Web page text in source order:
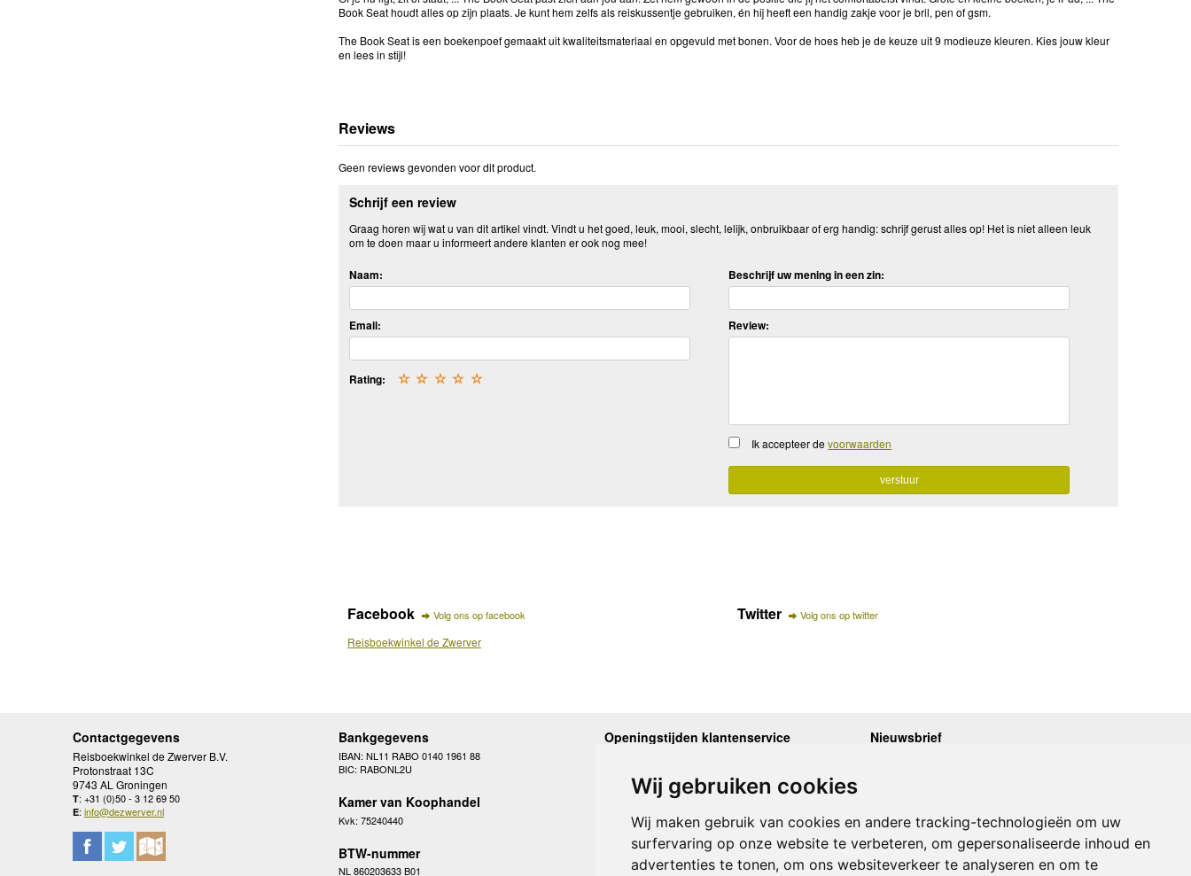
Wij gebruiken cookies
Wij maken gebruik van cookies en andere tracking-technologieën om uw
surfervaring op onze website te verbeteren, om gepersonaliseerde inhoud en
advertenties te tonen, om ons websiteverkeer te analyseren en om te
Book Seat houdt alles op zijn plaats. Je kunt hem zelfs als reiskussentje gebruiken, én hij heeft een handig zakje voor je bril, pen of gsm.
The Book Seat is een boekenpoef gemaakt uit kwaliteitsmateriaal en opgevuld met bonen. Voor de hoes heb je de keuze uit 9 modieuze kleuren. Kies jouw kleur
en lees in stijl!
Reviews
Geen reviews gevonden voor dit product.
Schrijf een review
Graag horen wij wat u van dit artikel vindt. Vindt u het goed, leuk, mooi, slecht, lelijk, onbruikbaar of erg handig: schrijf gerust alles op! Het is niet alleen leuk
om te doen maar u informeert andere klanten er ook nog mee!
Naam:
Email:
Rating: ☆
☆
☆
☆
☆
Beschrijf uw mening in een zin:
Review:
Ik accepteer devoorwaarden
Facebook Volg ons op facebook
Reisboekwinkel de Zwerver
Twitter Volg ons op twitter
Contactgegevens
Reisboekwinkel de Zwerver B.V.
Protonstraat 13C
9743 AL Groningen
T: +31 (0)50 - 3 12 69 50
E: info@dezwerver.nl
Bankgegevens
IBAN: NL11 RABO 0140 1961 88
BIC: RABONL2U
Kamer van Koophandel
Kvk: 75240440
BTW-nummer
NL 860203633 B01
Openingstijden klantenservice
Woensdag
10.00 - 12.30 en 13.30 - 17.00
Donderdag
Vrijdag
10.00 - 12.30 en 13.30 - 17.00
Zaterdag
gesloten
Zondag
gesloten
Nieuwsbrief
Onze laatste Nieuwsbrief
Inschrijven